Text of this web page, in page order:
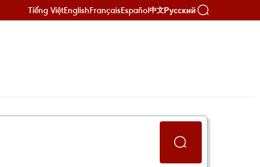
Tiếng ViệtEnglishFrançaisEspañol中文Русский